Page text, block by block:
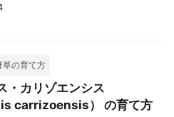
草の育て方
・カリゾエンシス
carrizoensis） の育て方